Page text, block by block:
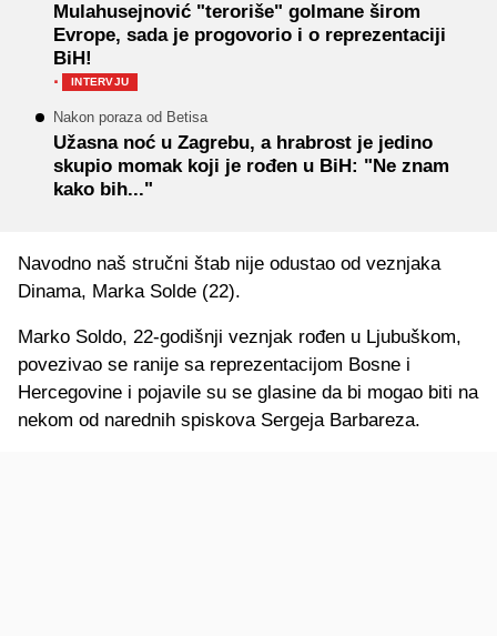
Mulahusejnović "teroriše" golmane širom
Evrope, sada je progovorio i o reprezentaciji
BiH!
· INTERVJU
Nakon poraza od Betisa
Užasna noć u Zagrebu, a hrabrost je jedino
skupio momak koji je rođen u BiH: "Ne znam
kako bih..."
Navodno naš stručni štab nije odustao od veznjaka
Dinama, Marka Solde (22).
Marko Soldo, 22-godišnji veznjak rođen u Ljubuškom,
povezivao se ranije sa reprezentacijom Bosne i
Hercegovine i pojavile su se glasine da bi mogao biti na
nekom od narednih spiskova Sergeja Barbareza.